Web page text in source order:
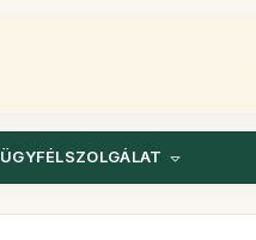
ÜGYFÉLSZOLGÁLAT